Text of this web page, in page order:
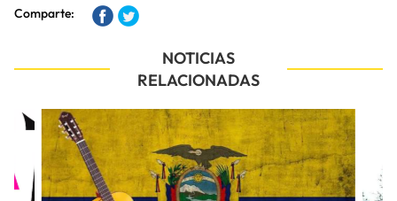
Comparte:
NOTICIAS
RELACIONADAS